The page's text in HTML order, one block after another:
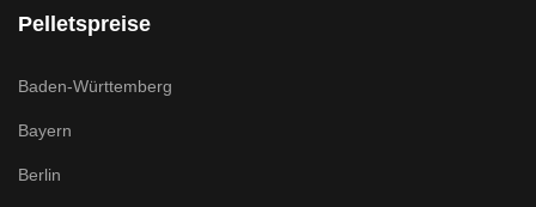
Pelletspreise
Baden-Württemberg
Bayern
Berlin